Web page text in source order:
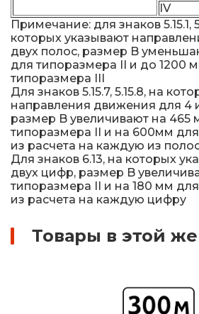
IV
Примечание: для знаков 5.15.1,
которых указывают
двух полос, размер B
для типоразмера II и до 1200
типоразмера III
Для знаков 5.15.7, 5.15.8, на
направления движения для 4
размер B увеличивают на
типоразмера II и на 600мм
из расчета на каждую из
Для знаков 6.13, на которых
двух цифр, размер B
типоразмера II и на 180 мм
из расчета на каждую цифру
Товары в этой